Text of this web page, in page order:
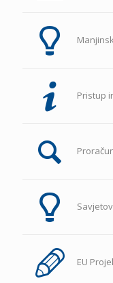
Pristup
EU